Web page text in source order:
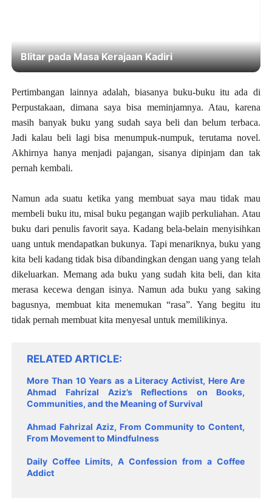
Blitar pada Masa Kerajaan Kadiri
Pertimbangan lainnya adalah, biasanya buku-buku itu ada di
Perpustakaan, dimana saya bisa meminjamnya. Atau, karena
masih banyak buku yang sudah saya beli dan belum terbaca.
Jadi kalau beli lagi bisa menumpuk-numpuk, terutama novel.
Akhirnya hanya menjadi pajangan, sisanya dipinjam dan tak
pernah kembali.
Namun ada suatu ketika yang membuat saya mau tidak mau
membeli buku itu, misal buku pegangan wajib perkuliahan. Atau
buku dari penulis favorit saya. Kadang bela-belain menyisihkan
uang untuk mendapatkan bukunya. Tapi menariknya, buku yang
kita beli kadang tidak bisa dibandingkan dengan uang yang telah
dikeluarkan. Memang ada buku yang sudah kita beli, dan kita
merasa kecewa dengan isinya. Namun ada buku yang saking
bagusnya, membuat kita menemukan “rasa”. Yang begitu itu
tidak pernah membuat kita menyesal untuk memilikinya.
RELATED ARTICLE
More Than 10 Years as a Literacy Activist, Here Are
Ahmad Fahrizal Aziz’s Reflections on Books,
Communities, and the Meaning of Survival
Ahmad Fahrizal Aziz, From Community to Content,
From Movement to Mindfulness
Daily Coffee Limits, A Confession from a Coffee
Addict